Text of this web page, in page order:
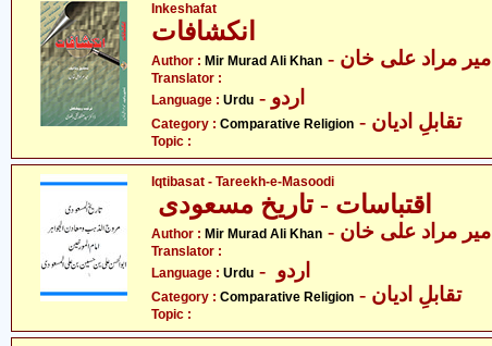
Inkeshafat
انکشافات
Author : Mir Murad Ali Khan - میر مراد علی خان
Translator :
Language : Urdu - اردو
Category : Comparative Religion - تقابلِ ادیان
Topic :
Iqtibasat - Tareekh-e-Masoodi
اقتباسات - تاریخ مسعودی
Author : Mir Murad Ali Khan - میر مراد علی خان
Translator :
Language : Urdu
Category : Comparative Religion - تقابلِ ادیان
Topic :